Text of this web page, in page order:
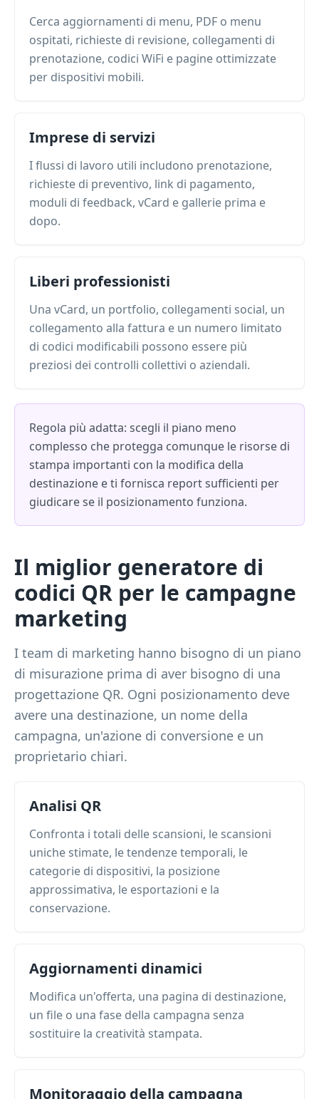
Cerca aggiornamenti di menu, PDF o menu
ospitati, richieste di revisione, collegamenti di
prenotazione, codici WiFi e pagine ottimizzate
per dispositivi mobili.
Imprese di servizi
I flussi di lavoro utili includono prenotazione,
richieste di preventivo, link di pagamento,
moduli di feedback, vCard e gallerie prima e
dopo.
Liberi professionisti
Una vCard, un portfolio, collegamenti social, un
collegamento alla fattura e un numero limitato
di codici modificabili possono essere più
preziosi dei controlli collettivi o aziendali.
Regola più adatta: scegli il piano meno
complesso che protegga comunque le risorse di
stampa importanti con la modifica della
destinazione e ti fornisca report sufficienti per
giudicare se il posizionamento funziona.
Il miglior generatore di
codici QR per le campagne
marketing
I team di marketing hanno bisogno di un piano
di misurazione prima di aver bisogno di una
progettazione QR. Ogni posizionamento deve
avere una destinazione, un nome della
campagna, un'azione di conversione e un
proprietario chiari.
Analisi QR
Confronta i totali delle scansioni, le scansioni
uniche stimate, le tendenze temporali, le
categorie di dispositivi, la posizione
approssimativa, le esportazioni e la
conservazione.
Aggiornamenti dinamici
Modifica un'offerta, una pagina di destinazione,
un file o una fase della campagna senza
sostituire la creatività stampata.
Monitoraggio della campagna